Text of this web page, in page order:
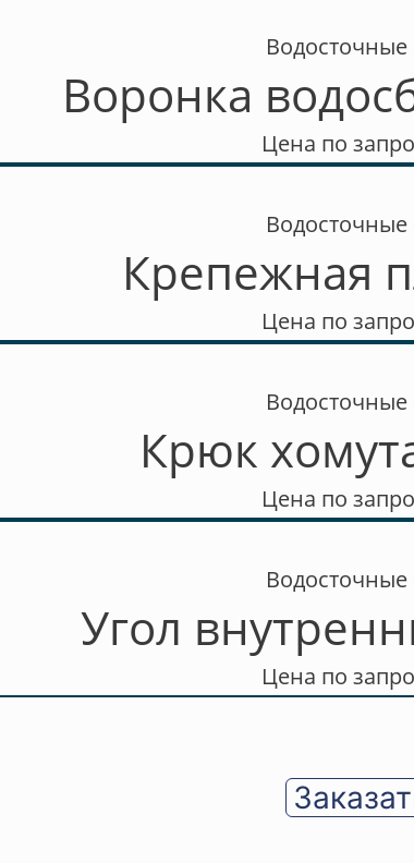
Водосточные
Воронка
Цена по
Водосточные
Крепежная
Цена по
Водосточные
Крюк
Цена по
Водосточные
Угол
Цена по